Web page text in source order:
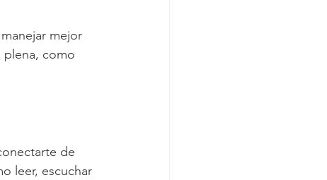
mejor
plena, como
de
leer, escuchar